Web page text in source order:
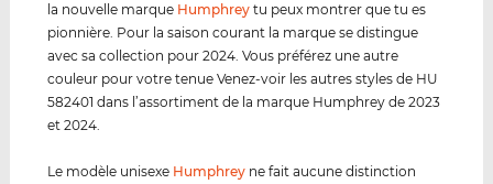
la nouvelle marque Humphrey tu peux montrer que tu es
pionnière. Pour la saison courant la marque se distingue
avec sa collection pour 2024. Vous préférez une autre
couleur pour votre tenue Venez-voir les autres styles de HU
582401 dans l’assortiment de la marque Humphrey de 2023
et 2024.
Le modèle unisexe Humphrey ne fait aucune distinction